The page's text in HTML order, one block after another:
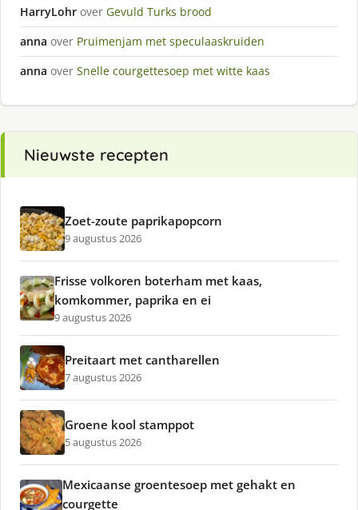
HarryLohr over Gevuld Turks brood
anna over Pruimenjam met speculaaskruiden
anna over Snelle courgettesoep met witte kaas
Nieuwste recepten
Zoet-zoute paprikapopcorn
9 augustus 2026
Frisse volkoren boterham met kaas,
komkommer, paprika en ei
9 augustus 2026
Preitaart met cantharellen
7 augustus 2026
Groene kool stamppot
5 augustus 2026
Mexicaanse groentesoep met gehakt en
courgette